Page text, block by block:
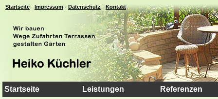
Startseite · Impressum · Datenschutz · Kontakt
Startseite Leistungen Referenzen